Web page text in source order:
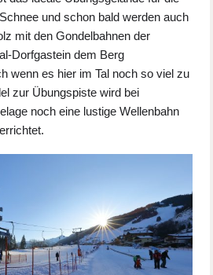
und schon bald werden auch
mit den Gondelbahnen der
Dorfgastein dem Berg
wenn es hier im Tal noch so viel zu
zur Übungspiste wird bei
noch eine lustige Wellenbahn